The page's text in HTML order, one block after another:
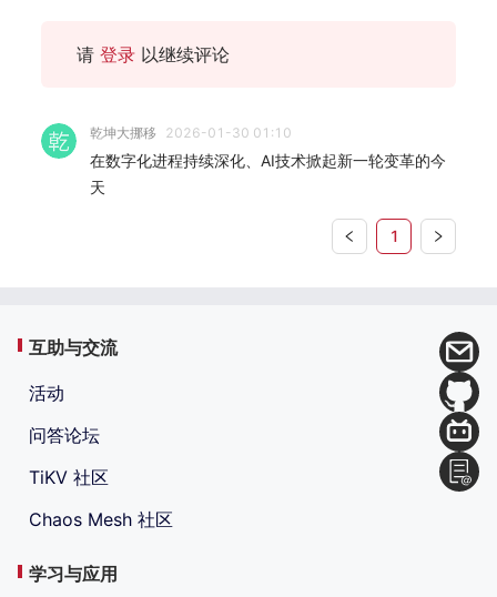
请 登录 以继续评论
乾坤大挪移 2026-01-30 01:10
在数字化进程持续深化、AI技术掀起新一轮变革的今
天
1
互助与交流
活动
问答论坛
TiKV 社区
Chaos Mesh 社区
学习与应用